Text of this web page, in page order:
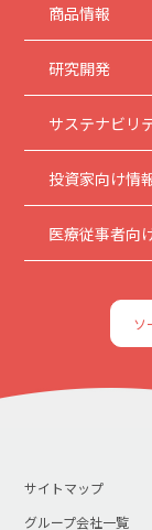
商品情報
研究開発
サステナビリ
投資家向け情
医療従事者向
ソ
サイトマップ
グループ会社一覧